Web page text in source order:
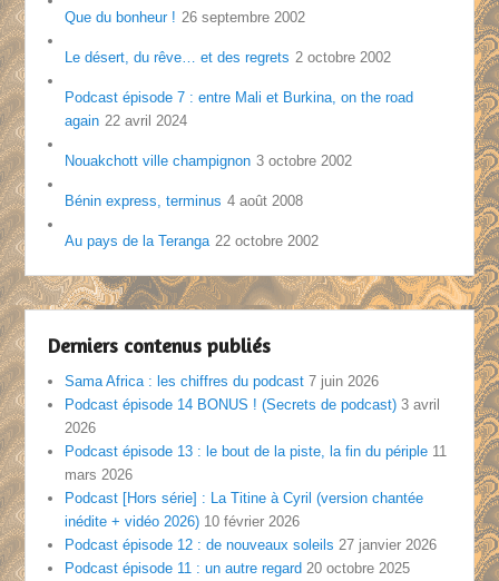
Que du bonheur ! 26 septembre 2002
Le désert, du rêve… et des regrets 2 octobre 2002
Podcast épisode 7 : entre Mali et Burkina, on the road
again 22 avril 2024
Nouakchott ville champignon 3 octobre 2002
Bénin express, terminus 4 août 2008
Au pays de la Teranga 22 octobre 2002
Derniers contenus publiés
Sama Africa : les chiffres du podcast 7 juin 2026
Podcast épisode 14 BONUS ! (Secrets de podcast) 3 avril
2026
Podcast épisode 13 : le bout de la piste, la fin du périple 11
mars 2026
Podcast [Hors série] : La Titine à Cyril (version chantée
inédite + vidéo 2026) 10 février 2026
Podcast épisode 12 : de nouveaux soleils 27 janvier 2026
Podcast épisode 11 : un autre regard 20 octobre 2025